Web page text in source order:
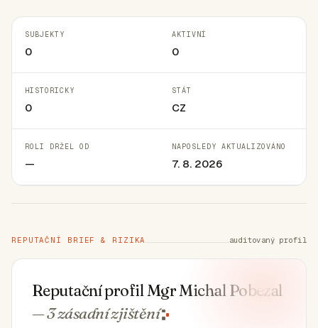
SUBJEKTY
0
AKTIVNÍ
0
HISTORICKY
0
STÁT
CZ
ROLI DRŽEL OD
—
NAPOSLEDY AKTUALIZOVÁNO
7. 8. 2026
REPUTAČNÍ BRIEF & RIZIKA auditovaný profil
Reputační profil Mgr Michal Pobezal
— 3 zásadnízjištění